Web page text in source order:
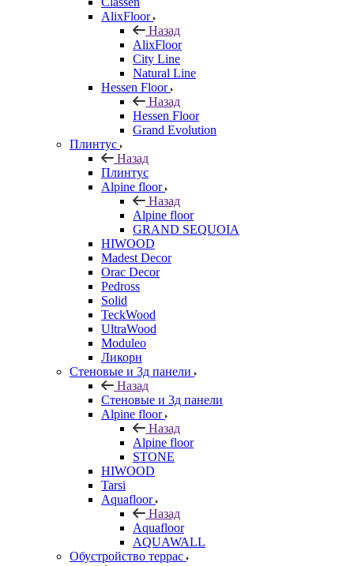
AlixFloor
Назад
AlixFloor
City Line
Natural Line
Hessen Floor
Назад
Hessen Floor
Grand Evolution
Плинтус
Назад
Плинтус
Alpine floor
Назад
Alpine floor
GRAND SEQUOIA
HIWOOD
Madest Decor
Orac Decor
Pedross
Solid
TeckWood
UltraWood
Moduleo
Ликорн
Стеновые и 3д панели
Назад
Стеновые и 3д панели
Alpine floor
Назад
Alpine floor
STONE
HIWOOD
Tarsi
Aquafloor
Назад
Aquafloor
AQUAWALL
Обустройство террас